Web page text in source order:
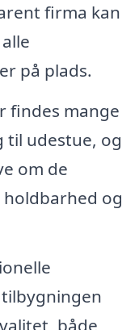
firma kan
på plads.
findes mange
udestue, og
om de
og
både